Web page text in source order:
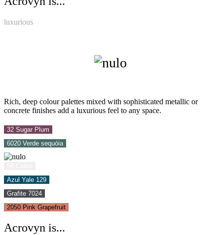
luxurious
Rich, deep colour palettes mixed with sophisticated metallic or
concrete finishes add a luxurious feel to any space.
32 Sugar Plum
6020 Verde sequóia
Azul Yale 129
Grafite 7024
2050 Pink Grapefruit
Acrovyn is...